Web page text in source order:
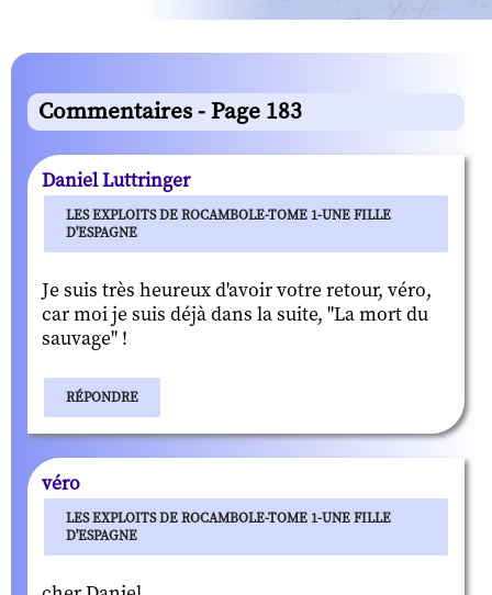
Commentaires - Page 183
Daniel Luttringer
LES EXPLOITS DE ROCAMBOLE-TOME 1-UNE FILLE
D'ESPAGNE
Je suis très heureux d'avoir votre retour, véro,
car moi je suis déjà dans la suite, "La mort du
sauvage" !
RÉPONDRE
véro
LES EXPLOITS DE ROCAMBOLE-TOME 1-UNE FILLE
D'ESPAGNE